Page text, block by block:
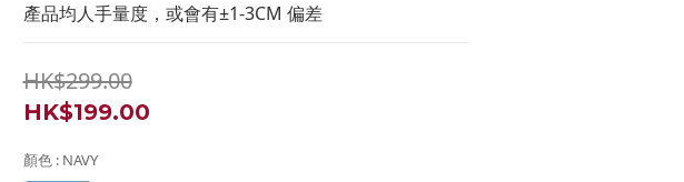
產品均人手量度，或會有±1-3CM 偏差
HK$299.00
HK$199.00
顏色 : NAVY